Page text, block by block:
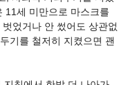
11세 미만으로 마스크를
었거나 안 썼어도 상관없
기를 철저히 지켰으면 괜